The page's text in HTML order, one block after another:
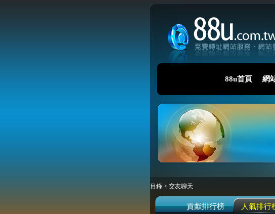
88u首頁 網
目錄 > 交友聊天
貢獻排行榜 人氣排行